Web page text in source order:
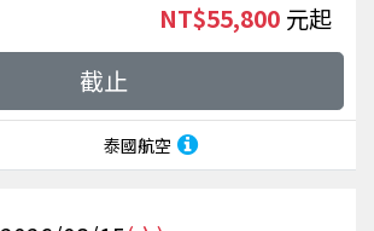
泰國航空
NT$55,800 起
截止